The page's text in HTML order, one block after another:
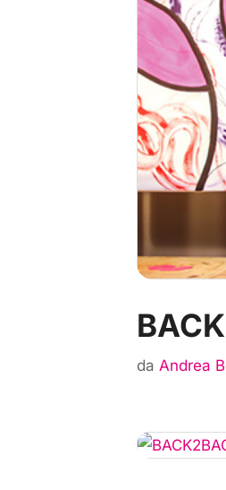
da Andrea